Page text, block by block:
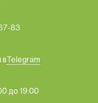
83
вTelegram
до 19:00